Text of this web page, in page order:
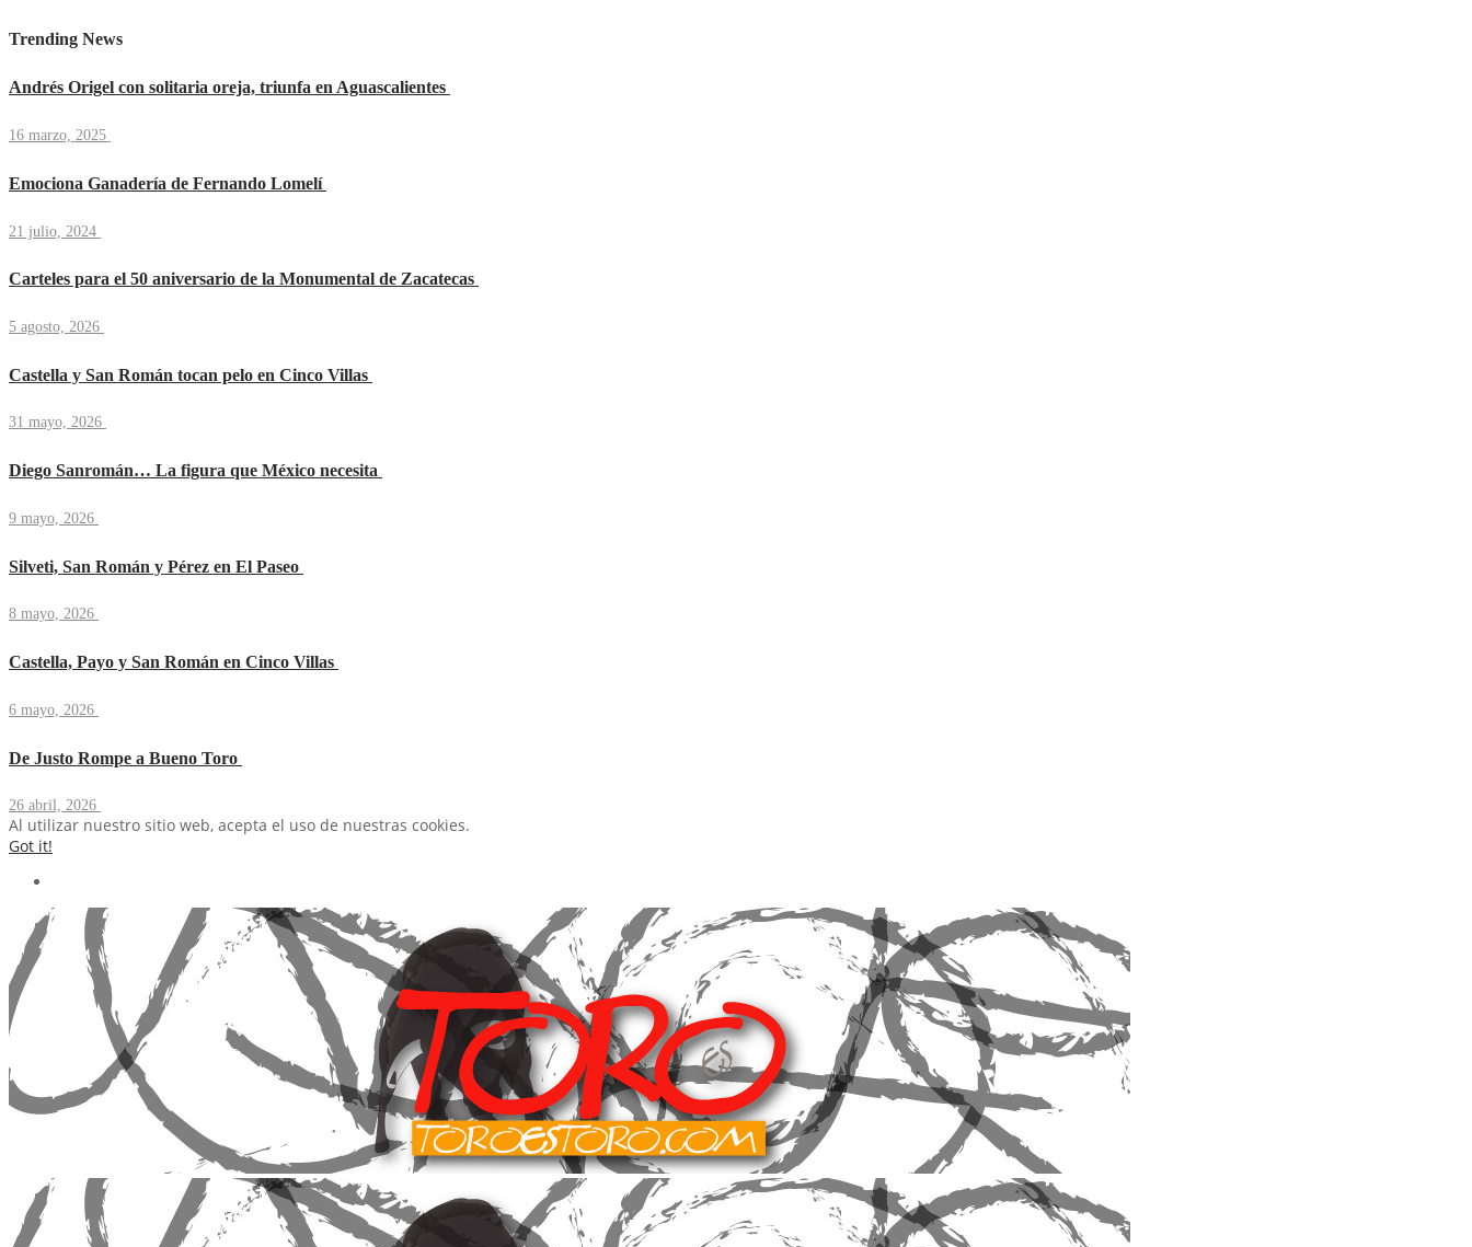
Trending News
Andrés Origel con solitaria oreja, triunfa en Aguascalientes
16 marzo, 2025
Emociona Ganadería de Fernando Lomelí
21 julio, 2024
Carteles para el 50 aniversario de la Monumental de Zacatecas
5 agosto, 2026
Castella y San Román tocan pelo en Cinco Villas
31 mayo, 2026
Diego Sanromán… La figura que México necesita
9 mayo, 2026
Silveti, San Román y Pérez en El Paseo
8 mayo, 2026
Castella, Payo y San Román en Cinco Villas
6 mayo, 2026
De Justo Rompe a Bueno Toro
26 abril, 2026
Al utilizar nuestro sitio web, acepta el uso de nuestras cookies.
Got it!